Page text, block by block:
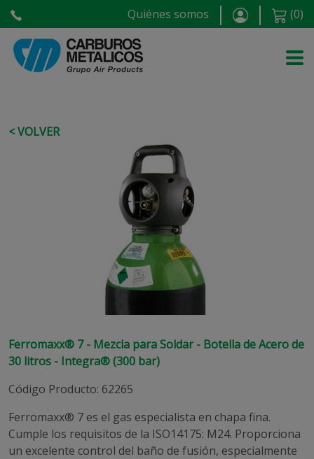
Quiénes somos (0)
< VOLVER
Ferromaxx® 7 - Mezcla para Soldar - Botella de Acero de
30 litros - Integra® (300 bar)
Código Producto: 62265
Ferromaxx® 7 es el gas especialista en chapa fina.
Cumple los requisitos de la ISO14175: M24. Proporciona
un excelente control del baño de fusión, especialmente